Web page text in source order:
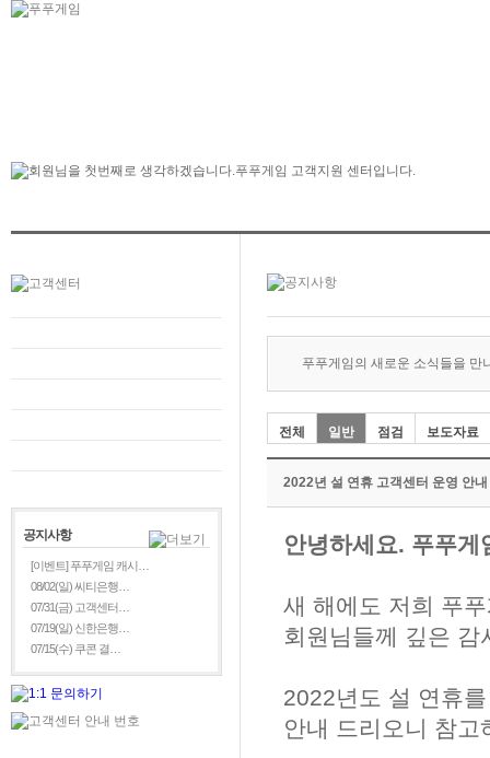
공지사항
[이벤트] 푸푸게임 캐시…
08/02(일) 씨티은행…
07/31(금) 고객센터…
07/19(일) 신한은행…
07/15(수) 쿠콘 결…
푸푸게임의 새로운 소식들을 만
전체 일반 점검 보도자료
2022년 설 연휴 고객센터 운영 안내
안녕하세요. 푸푸게
새 해에도 저희 푸
회원님들께 깊은
2022년도 설 연휴
안내 드리오니 참